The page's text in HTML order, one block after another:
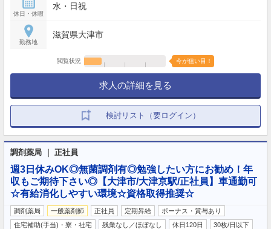
休日・休暇
水・日祝
勤務地
滋賀県大津市
閲覧状況 今が狙い目！
求人の詳細を見る
検討リスト（要ログイン）
調剤薬局 ｜ 正社員
週3日休みOK◎無菌調剤有◎勉強したい方にお勧め！年
収もご期待下さい◎【大津市/大津京駅/正社員】車通勤可
☆有給消化しやすい環境☆資格取得推奨☆
調剤薬局 一般薬剤師 正社員 定期昇給
ボーナス・賞与あり
住宅補助(手当)・寮・社宅
残業なし／ほぼなし 休日120日
30枚/日以下